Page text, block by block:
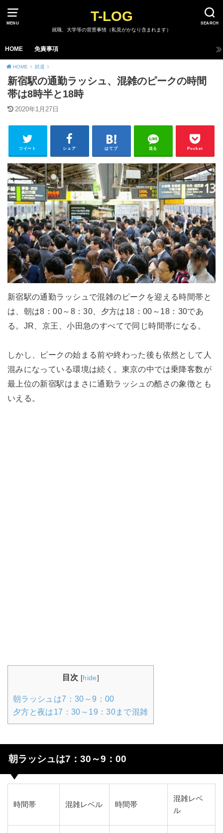
MENU SEARCH
T-LOG
就職、大学等の背景事情（私見がかなり含まれます）
HOME 免責事項
HOME 鉄道
新宿駅の通勤ラッシュ、混雑のピークの時間
帯は8時半と18時
2020年1月27日
ツイート シェア はてブ 送る Pocket
新宿駅の通勤ラッシュで混雑のピークを迎える時間帯と
は、朝は8：00～8：30、夕方は18：00～18：30であ
る。JR、京王、小田急のすべてで同じ時間帯になる。
しかし、ピークの始まる前や終わった後も依然として人
混みになっている環境は続く。東京の中では乗降客数が
最上位の新宿駅はまさに通勤ラッシュの酷さの象徴とも
いえる。
目次 [hide]
朝ラッシュは7：30～9：00
夕方と夜は17：30～19：30まで混雑
朝ラッシュは7：30～9：00
時間帯 混雑レベル 時間帯
混雑レベ
ル